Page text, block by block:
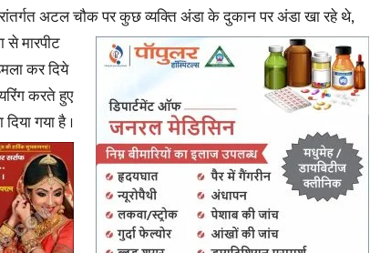
Today
Hindi
अटल चौक पर कुछ व्यक्ति अंडा के दुकान पर अंडा खा रहे थे,
मारपीट
कर दिये
करते हुए
गया है ।